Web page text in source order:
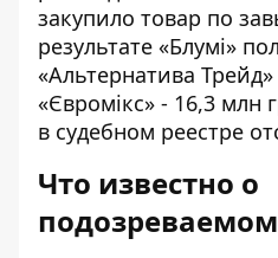
закупило товар по
результате «Блумі»
«Альтернатива
«Євромікс» - 16,3 млн
в судебном реестре
Что известно о
подозреваемом